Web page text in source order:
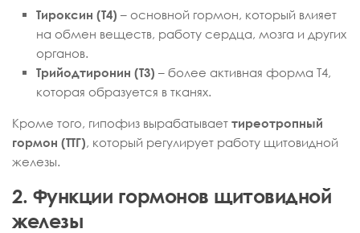
Тироксин (Т4) – основной гормон, который влияет
на обмен веществ, работу сердца, мозга и других
органов.
Трийодтиронин (Т3) – более активная форма Т4,
которая образуется в тканях.
Кроме того, гипофиз вырабатывает тиреотропный
гормон (ТТГ), который регулирует работу щитовидной
железы.
2. Функции гормонов щитовидной
железы